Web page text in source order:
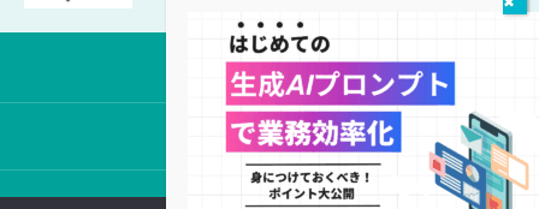
唯一無二のマーケティング
©2024 MicroMarketing Inc.